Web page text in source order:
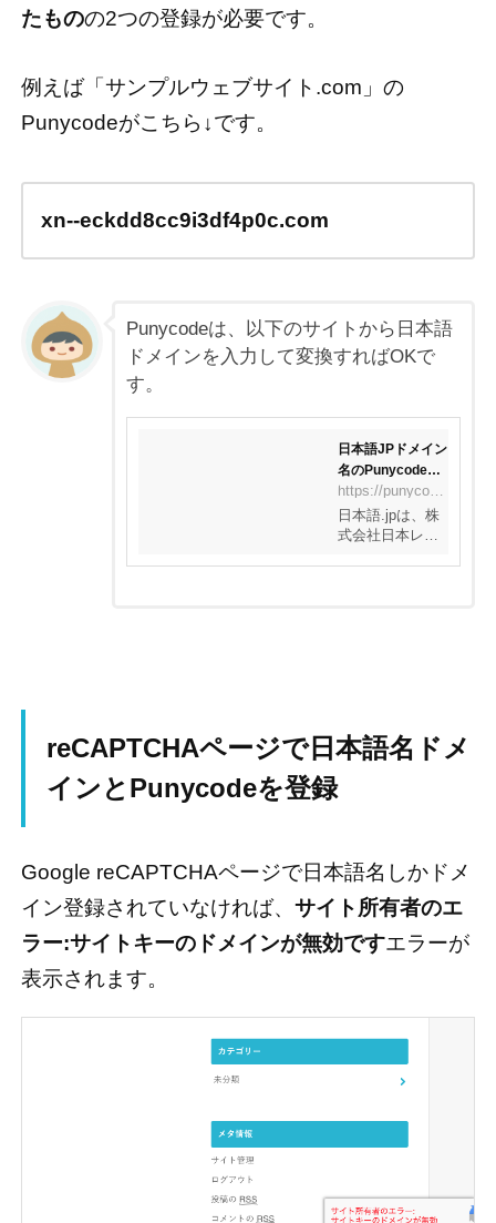
たものの2つの登録が必要です。
例えば「サンプルウェブサイト.com」の
Punycodeがこちら↓です。
xn--eckdd8cc9i3df4p0c.com
Punycodeは、以下のサイトから日本語
ドメインを入力して変換すればOKで
す。
日本語JPドメイン
名のPunycode変
換・逆変換 - 日本
語.jp
日本語.jpは、株
式会社日本レジ
reCAPTCHAページで日本語名ドメ
インとPunycodeを登録
Google reCAPTCHAページで日本語名しかドメ
イン登録されていなければ、 サイト所有者のエ
ラー:サイトキーのドメインが無効ですエラーが
表示されます。